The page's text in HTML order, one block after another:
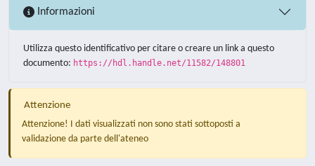
Informazioni
Utilizza questo identificativo per citare o creare un link a questo
documento: https://hdl.handle.net/11582/148801
Attenzione
Attenzione! I dati visualizzati non sono stati sottoposti a
validazione da parte dell'ateneo